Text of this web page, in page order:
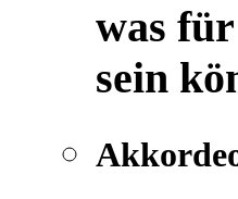
was
sein